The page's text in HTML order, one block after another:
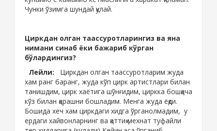
Чунки ўзимга шундай қулай.
Циркдан олган таассуротларингиз ва яна
нимани синаб ёки бажариб кўрган
бўлардингиз?
Лейли: Циркдан олган таассуротларим жуда
хам ранг баранг, жуда кўп цирк артистлари билан
танишдим, цирк хаётига шўнғидим, циркка бошқача
кўз билан қарашни бошладим. Менга жуда ёқди.
Бошида хеч хам циркдаги хидга ўрганолмадим, у
ердаги хайвонларнинг ва қаттиқ мехнат туфайли